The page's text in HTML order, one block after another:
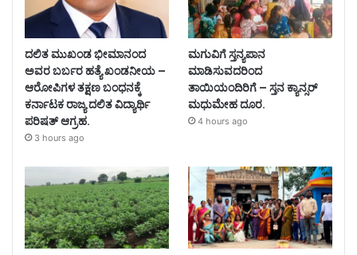
ದಲಿತ ಮುಖಂಡ ಭೀಮಾನಂದ
ಅವರ ಬರ್ಬರ ಹತ್ಯೆ ಖಂಡನೀಯ –
ಆರೋಪಿಗಳ ತಕ್ಷಣ ಬಂಧನಕ್ಕೆ
ಕರ್ನಾಟಕ ರಾಜ್ಯ ದಲಿತ ವಿದ್ಯಾರ್ಥಿ
ಪರಿಷತ್ ಆಗ್ರಹ.
3 hours ago
ಮಗುವಿಗೆ ಸ್ತನ್ಯಪಾನ
ಮಾಡಿಸುವದರಿಂದ
ತಾಯಿಯಂದಿರಿಗೆ – ಸ್ತನ ಕ್ಯಾನ್ಸರ್
ಮಧುಮೇಹ ದೂರ.
4 hours ago